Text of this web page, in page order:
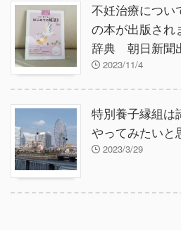
不妊治療につい
の本が出版され
辞典 朝日新聞
2023/11/4
特別養子縁組は
やってみたいと
2023/3/29